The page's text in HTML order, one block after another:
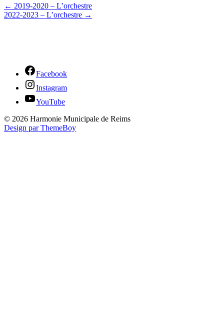
← 2019-2020 – L’orchestre
2022-2023 – L’orchestre →
Facebook
Instagram
YouTube
© 2026 Harmonie Municipale de Reims
Design par ThemeBoy